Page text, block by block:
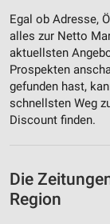
Egal ob Adresse,
alles zur Netto
aktuellsten
Prospekten
gefunden hast,
schnellsten Weg
Discount finden.
Die
Region